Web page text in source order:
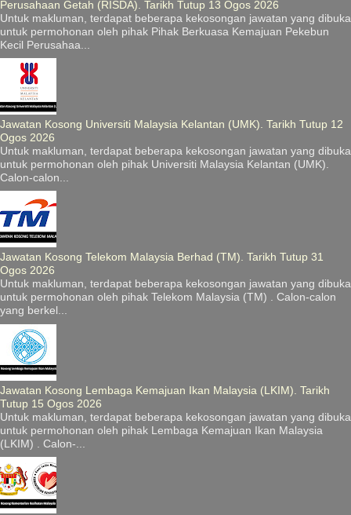
Perusahaan Getah (RISDA). Tarikh Tutup 13 Ogos 2026
Untuk makluman, terdapat beberapa kekosongan jawatan yang dibuka
untuk permohonan oleh pihak Pihak Berkuasa Kemajuan Pekebun
Kecil Perusahaa...
Jawatan Kosong Universiti Malaysia Kelantan (UMK). Tarikh Tutup 12
Ogos 2026
Untuk makluman, terdapat beberapa kekosongan jawatan yang dibuka
untuk permohonan oleh pihak Universiti Malaysia Kelantan (UMK).
Calon-calon...
Jawatan Kosong Telekom Malaysia Berhad (TM). Tarikh Tutup 31
Ogos 2026
Untuk makluman, terdapat beberapa kekosongan jawatan yang dibuka
untuk permohonan oleh pihak Telekom Malaysia (TM) . Calon-calon
yang berkel...
Jawatan Kosong Lembaga Kemajuan Ikan Malaysia (LKIM). Tarikh
Tutup 15 Ogos 2026
Untuk makluman, terdapat beberapa kekosongan jawatan yang dibuka
untuk permohonan oleh pihak Lembaga Kemajuan Ikan Malaysia
(LKIM) . Calon-...